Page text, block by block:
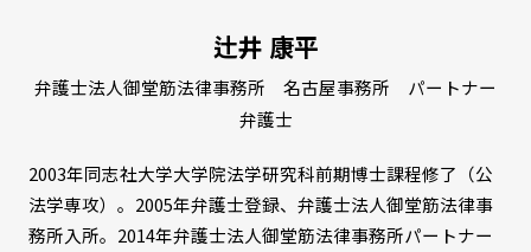
辻井 康平
弁護士法人御堂筋法律事務所 名古屋事務所 パートナー
弁護士
2003年同志社大学大学院法学研究科前期博士課程修了（公
法学専攻）。2005年弁護士登録、弁護士法人御堂筋法律事
務所入所。2014年弁護士法人御堂筋法律事務所パートナー